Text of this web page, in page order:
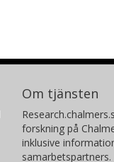
Om tjänsten
forskning på
inklusive
samarbetspartners.